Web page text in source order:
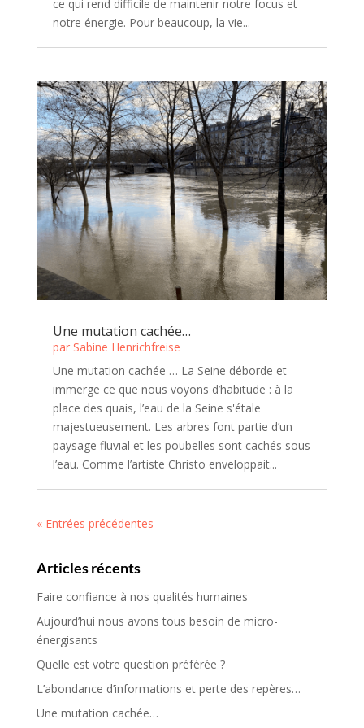
ce qui rend difficile de maintenir notre focus et
notre énergie. Pour beaucoup, la vie...
Une mutation cachée…
par Sabine Henrichfreise
Une mutation cachée … La Seine déborde et
immerge ce que nous voyons d’habitude : à la
place des quais, l’eau de la Seine s'étale
majestueusement. Les arbres font partie d’un
paysage fluvial et les poubelles sont cachés sous
l’eau. Comme l’artiste Christo enveloppait...
« Entrées précédentes
Articles récents
Faire confiance à nos qualités humaines
Aujourd’hui nous avons tous besoin de micro-
énergisants
Quelle est votre question préférée ?
L’abondance d’informations et perte des repères…
Une mutation cachée…